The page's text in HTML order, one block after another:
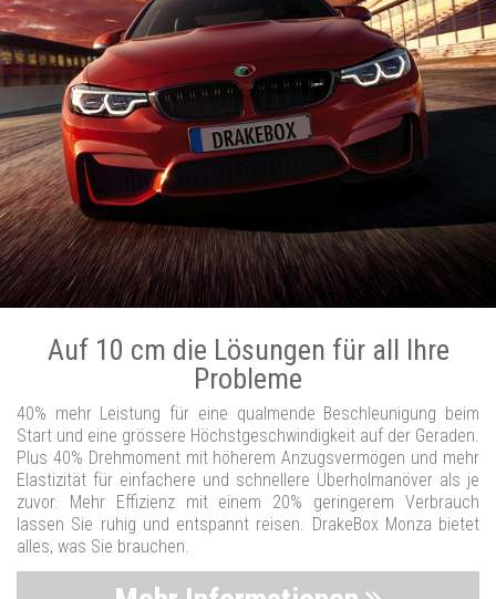
Auf 10 cm die Lösungen für all Ihre
Probleme
40% mehr Leistung für eine qualmende Beschleunigung beim
Start und eine grössere Höchstgeschwindigkeit auf der Geraden.
Plus 40% Drehmoment mit höherem Anzugsvermögen und mehr
Elastizität für einfachere und schnellere Überholmanöver als je
zuvor. Mehr Effizienz mit einem 20% geringerem Verbrauch
lassen Sie ruhig und entspannt reisen. DrakeBox Monza bietet
alles, was Sie brauchen.